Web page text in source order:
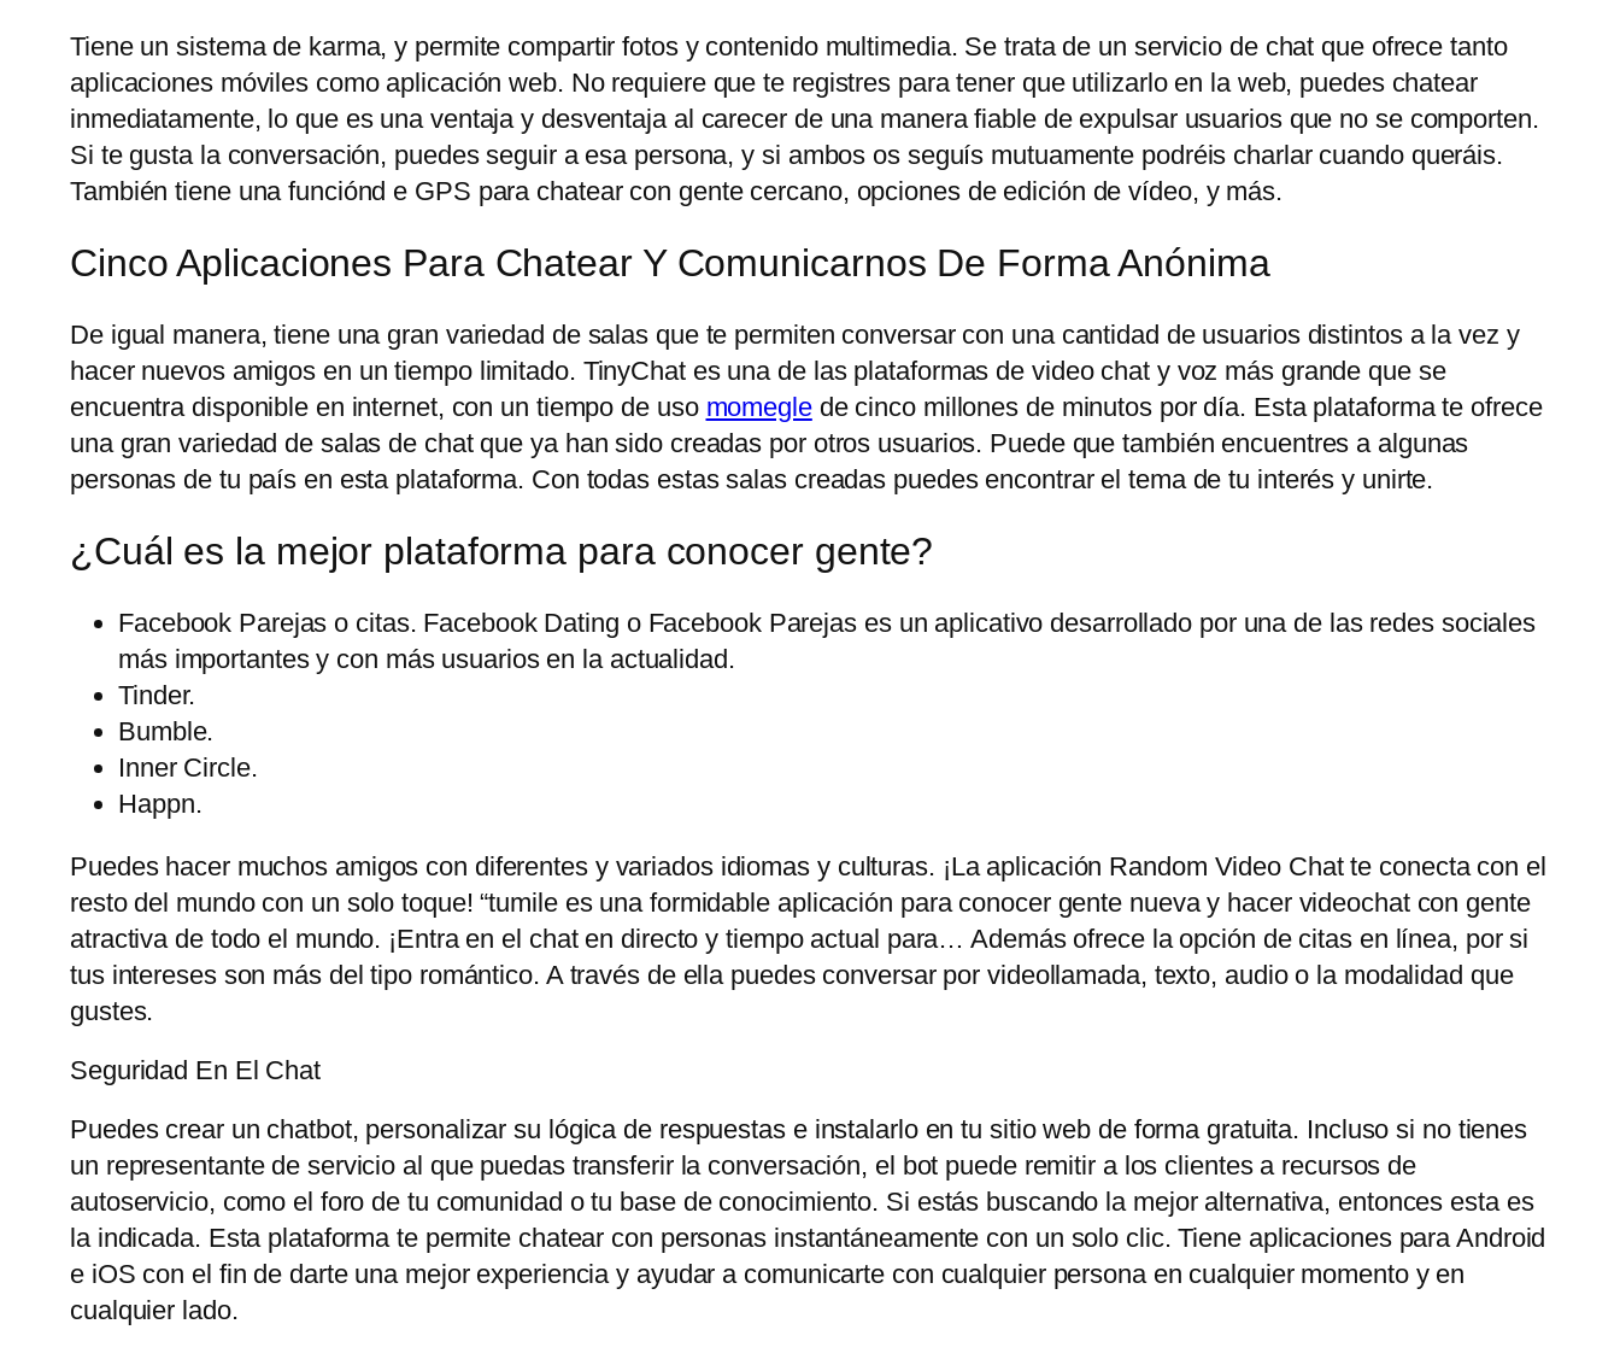
Tiene un sistema de karma, y permite compartir fotos y contenido multimedia. Se trata de un servicio de chat que ofrece tanto
aplicaciones móviles como aplicación web. No requiere que te registres para tener que utilizarlo en la web, puedes chatear
inmediatamente, lo que es una ventaja y desventaja al carecer de una manera fiable de expulsar usuarios que no se comporten.
Si te gusta la conversación, puedes seguir a esa persona, y si ambos os seguís mutuamente podréis charlar cuando queráis.
También tiene una funciónd e GPS para chatear con gente cercano, opciones de edición de vídeo, y más.
Cinco Aplicaciones Para Chatear Y Comunicarnos De Forma Anónima
De igual manera, tiene una gran variedad de salas que te permiten conversar con una cantidad de usuarios distintos a la vez y
hacer nuevos amigos en un tiempo limitado. TinyChat es una de las plataformas de video chat y voz más grande que se
encuentra disponible en internet, con un tiempo de uso momeglede cinco millones de minutos por día. Esta plataforma te ofrece
una gran variedad de salas de chat que ya han sido creadas por otros usuarios. Puede que también encuentres a algunas
personas de tu país en esta plataforma. Con todas estas salas creadas puedes encontrar el tema de tu interés y unirte.
¿Cuál es la mejor plataforma para conocer gente?
Facebook Parejas o citas. Facebook Dating o Facebook Parejas es un aplicativo desarrollado por una de las redes sociales
más importantes y con más usuarios en la actualidad.
Tinder.
Bumble.
Inner Circle.
Happn.
Puedes hacer muchos amigos con diferentes y variados idiomas y culturas. ¡La aplicación Random Video Chat te conecta con el
resto del mundo con un solo toque! “tumile es una formidable aplicación para conocer gente nueva y hacer videochat con gente
atractiva de todo el mundo. ¡Entra en el chat en directo y tiempo actual para… Además ofrece la opción de citas en línea, por si
tus intereses son más del tipo romántico. A través de ella puedes conversar por videollamada, texto, audio o la modalidad que
gustes.
Seguridad En El Chat
Puedes crear un chatbot, personalizar su lógica de respuestas e instalarlo en tu sitio web de forma gratuita. Incluso si no tienes
un representante de servicio al que puedas transferir la conversación, el bot puede remitir a los clientes a recursos de
autoservicio, como el foro de tu comunidad o tu base de conocimiento. Si estás buscando la mejor alternativa, entonces esta es
la indicada. Esta plataforma te permite chatear con personas instantáneamente con un solo clic. Tiene aplicaciones para Android
e iOS con el fin de darte una mejor experiencia y ayudar a comunicarte con cualquier persona en cualquier momento y en
cualquier lado.